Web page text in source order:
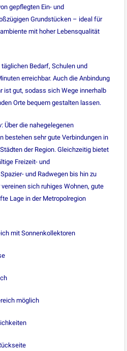
gepflegten Ein- und
Grundstücken – ideal für
mit hoher Lebensqualität
Bedarf, Schulen und
erreichbar. Auch die Anbindung
ist gut, sodass sich Wege innerhalb
Orte bequem gestalten lassen.
Über die nahegelegenen
bestehen sehr gute Verbindungen in
der Region. Gleichzeitig bietet
Freizeit- und
und Radwegen bis hin zu
sich ruhiges Wohnen, gute
Lage in der Metropolregion
mit Sonnenkollektoren
möglich